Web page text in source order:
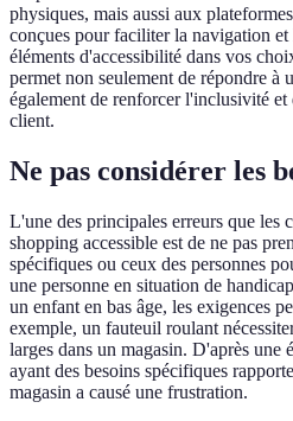
physiques, mais aussi aux
conçues pour faciliter la navigation
éléments d'accessibilité dans vos
permet non seulement de répondre à
également de renforcer l'inclusivité et
client.
Ne pas considérer les
L'une des principales erreurs que les
shopping accessible est de ne pas
spécifiques ou ceux des personnes
une personne en situation de
un enfant en bas âge, les exigences
exemple, un fauteuil roulant
larges dans un magasin. D'après une
ayant des besoins spécifiques
magasin a causé une frustration.